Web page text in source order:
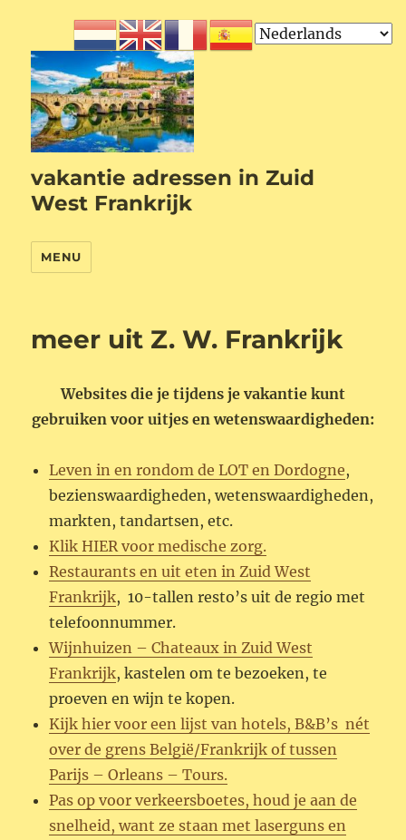
vakantie adressen in Zuid
West Frankrijk
MENU
meer uit Z. W. Frankrijk
Websites die je tijdens je vakantie kunt
gebruiken voor uitjes en wetenswaardigheden:
Leven in en rondom de LOT en Dordogne,
bezienswaardigheden, wetenswaardigheden,
markten, tandartsen, etc.
Klik HIER voor medische zorg.
Restaurants en uit eten in Zuid West
Frankrijk, 10-tallen resto’s uit de regio met
telefoonnummer.
Wijnhuizen – Chateaux in Zuid West
Frankrijk, kastelen om te bezoeken, te
proeven en wijn te kopen.
Kijk hier voor een lijst van hotels, B&B’s nét
over de grens België/Frankrijk of tussen
Parijs – Orleans – Tours.
Pas op voor verkeersboetes, houd je aan de
snelheid, want ze staan met laserguns en